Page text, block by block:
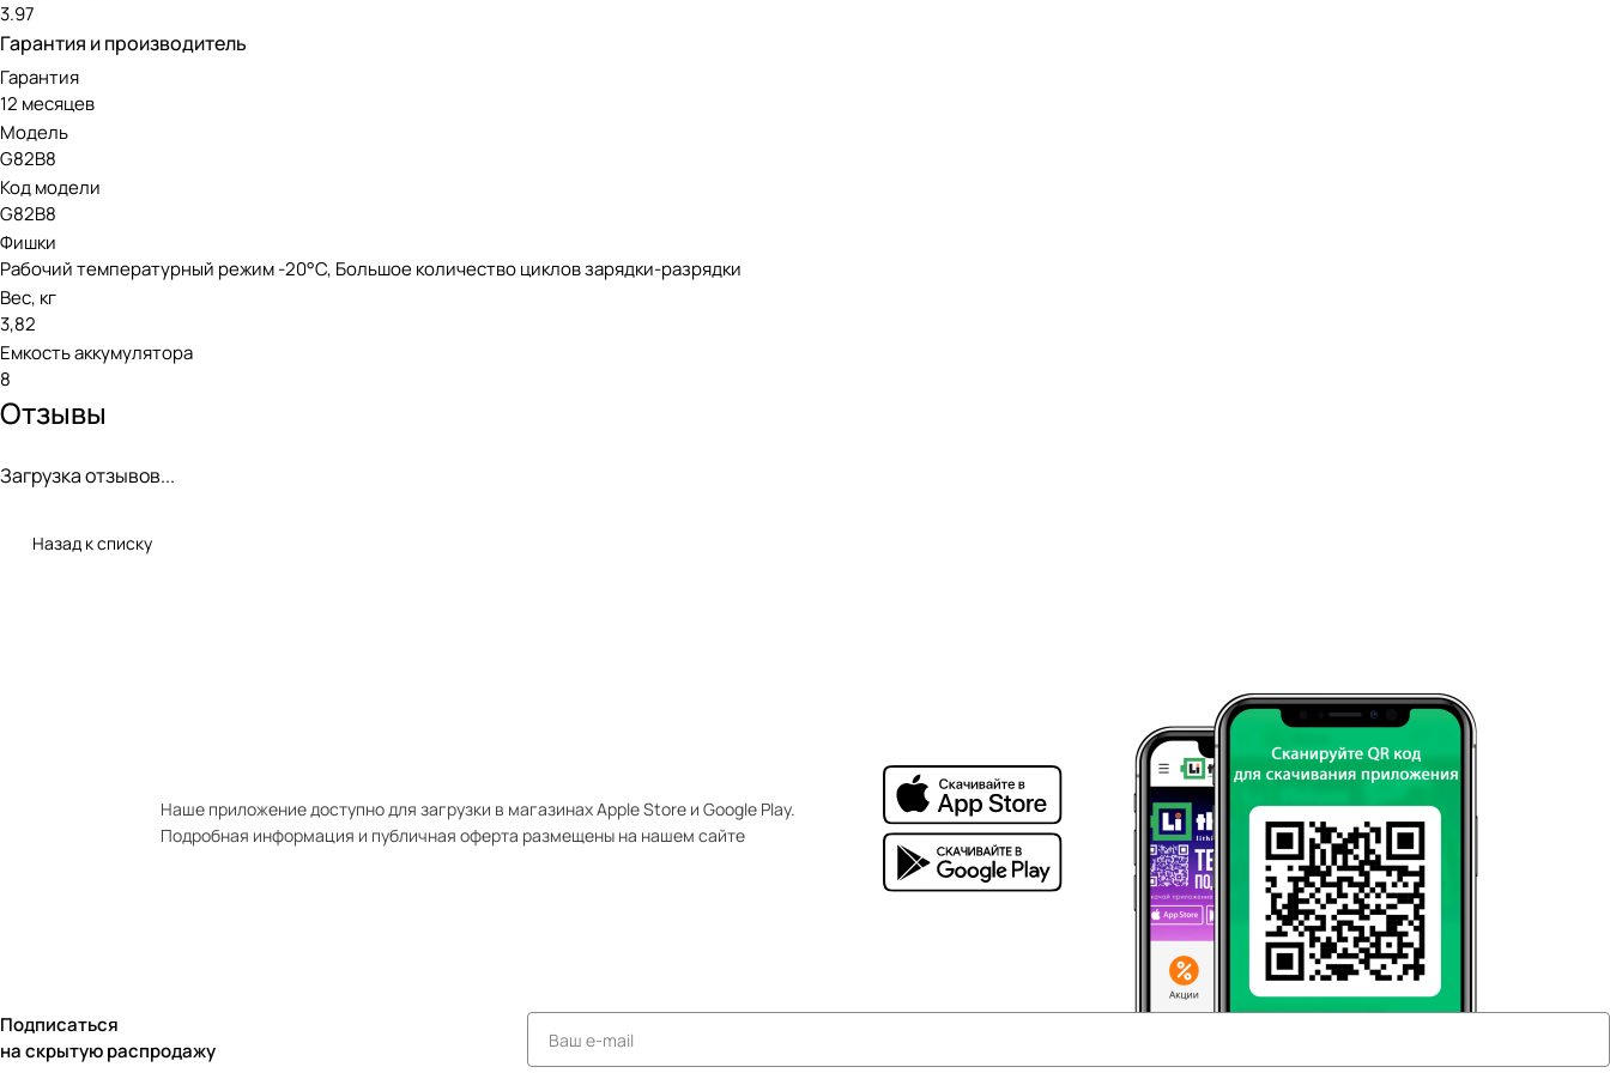
3.97
Гарантия и производитель
Гарантия
12 месяцев
Модель
G82B8
Код модели
G82B8
Фишки
Рабочий температурный режим -20°С, Большое количество циклов зарядки-разрядки
Вес, кг
3,82
Емкость аккумулятора
8
Отзывы
Загрузка отзывов...
Назад к списку
Наше приложение доступно для загрузки в магазинах Apple Store и Google Play.
Подробная информация и публичная оферта размещены на нашем сайте
Подписаться
на скрытую распродажу